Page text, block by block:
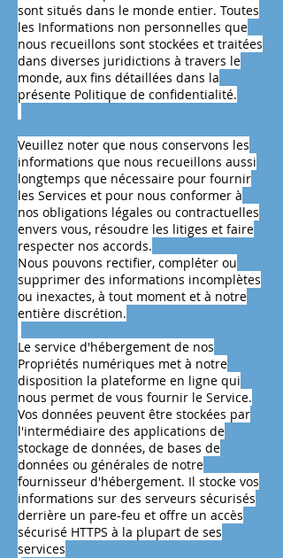
sont situés dans le monde entier. Toutes
les Informations non personnelles que
nous recueillons sont stockées et traitées
dans diverses juridictions à travers le
monde, aux fins détaillées dans la
présente Politique de confidentialité.
Veuillez noter que nous conservons les
informations que nous recueillons aussi
longtemps que nécessaire pour fournir
les Services et pour nous conformer à
nos obligations légales ou contractuelles
envers vous, résoudre les litiges et faire
respecter nos accords.
Nous pouvons rectifier, compléter ou
supprimer des informations incomplètes
ou inexactes, à tout moment et à notre
entière discrétion.
Le service d'hébergement de nos
Propriétés numériques met à notre
disposition la plateforme en ligne qui
nous permet de vous fournir le Service.
Vos données peuvent être stockées par
l'intermédiaire des applications de
stockage de données, de bases de
données ou générales de notre
fournisseur d'hébergement. Il stocke vos
informations sur des serveurs sécurisés
derrière un pare-feu et offre un accès
sécurisé HTTPS à la plupart de ses
services